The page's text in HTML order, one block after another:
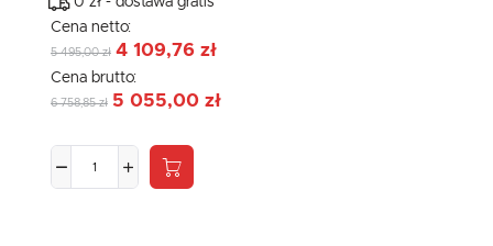
Cena netto:
5 495,00 zł 4 109,76 zł
Cena brutto:
6 758,85 zł 5 055,00 zł